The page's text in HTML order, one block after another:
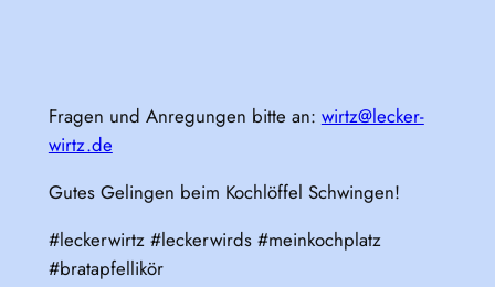
Fragen und Anregungen bitte an: wirtz@lecker-
wirtz.de
Gutes Gelingen beim Kochlöffel Schwingen!
#leckerwirtz #leckerwirds #meinkochplatz
#bratapfellikör